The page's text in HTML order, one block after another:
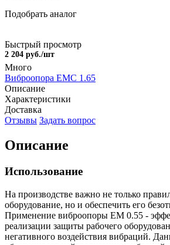
Подобрать аналог
Быстрый просмотр
2 204 руб./шт
Много
Виброопора EMC 1.65
Описание
Характеристики
Доставка
Отзывы Задать вопрос
Описание
Использование
На производстве важно не только
оборудование, но и обеспечить его
Применение виброопоры EM 0.55 -
реализации защиты рабочего
негативного воздействия вибраций.